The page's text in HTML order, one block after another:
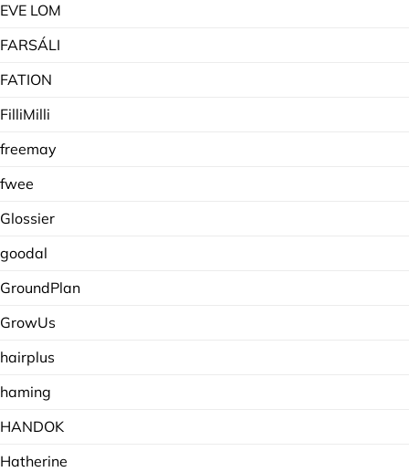
EVE LOM
FARSÁLI
FATION
FilliMilli
freemay
fwee
Glossier
goodal
GroundPlan
GrowUs
hairplus
haming
HANDOK
Hatherine